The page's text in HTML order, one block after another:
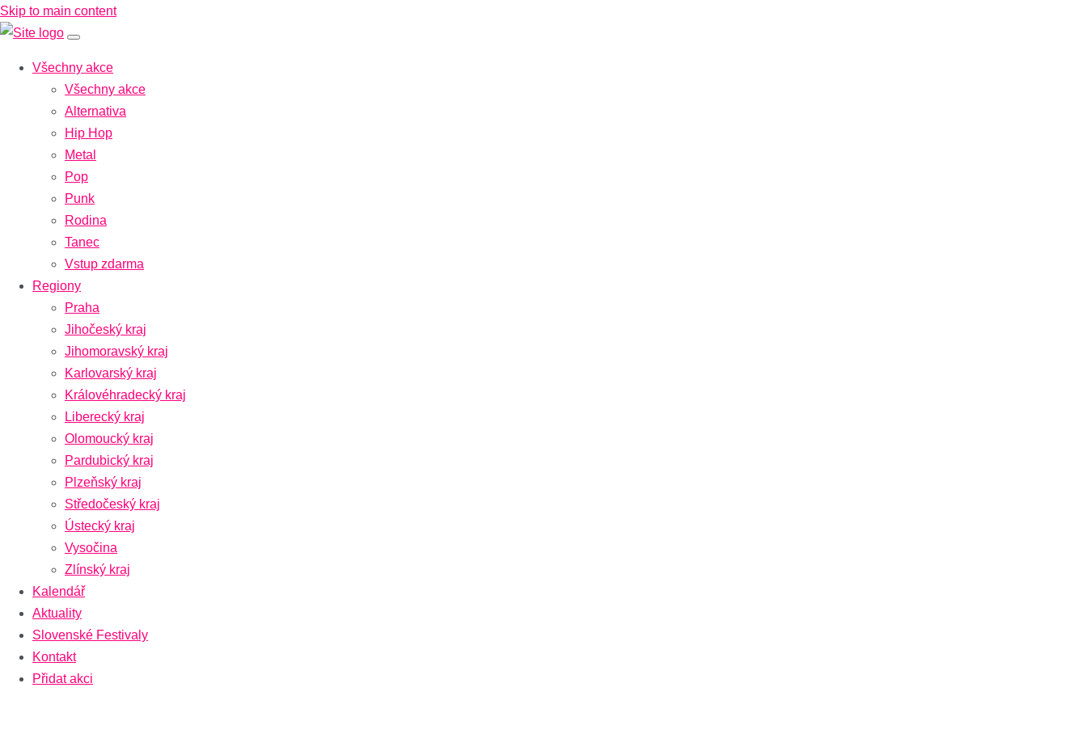
Skip to main content
Všechny akce
Všechny akce
Alternativa
Hip Hop
Metal
Pop
Punk
Rodina
Tanec
Vstup zdarma
Regiony
Praha
Jihočeský kraj
Jihomoravský kraj
Karlovarský kraj
Královéhradecký kraj
Liberecký kraj
Olomoucký kraj
Pardubický kraj
Plzeňský kraj
Středočeský kraj
Ústecký kraj
Vysočina
Zlínský kraj
Kalendář
Aktuality
Slovenské Festivaly
Kontakt
Přidat akci